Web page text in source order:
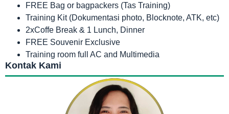
FREE Bag or bagpackers (Tas Training)
Training Kit (Dokumentasi photo, Blocknote, ATK, etc)
2xCoffe Break & 1 Lunch, Dinner
FREE Souvenir Exclusive
Training room full AC and Multimedia
Kontak Kami